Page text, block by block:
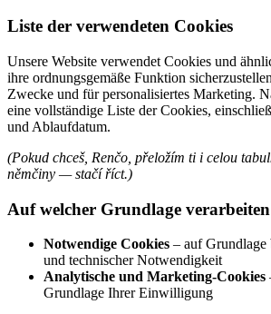
Liste der verwendeten Cookies
Unsere Website verwendet Cookies und
ihre ordnungsgemäße Funktion
Zwecke und für personalisiertes Marketing.
eine vollständige Liste der Cookies,
und Ablaufdatum.
(Pokud chceš, Renčo, přeložím ti i celou
němčiny — stačí říct.)
Auf welcher Grundlage
Notwendige Cookies – auf Grundlage
und technischer Notwendigkeit
Analytische und Marketing‑Cookies
Grundlage Ihrer Einwilligung